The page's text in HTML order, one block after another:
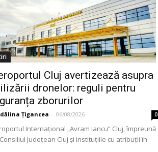
Cluj avertizează asupra
dronelor: reguli pentru
zborurilor
Țigancea - 06/08/2026 0
Internațional „Avram Iancu” Cluj, împreună
Județean Cluj și instituțiile cu atribuții în